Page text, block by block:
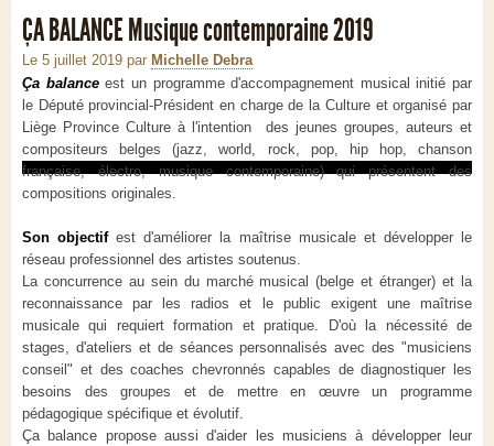
ÇA BALANCE Musique contemporaine 2019
Le 5 juillet 2019 par Michelle Debra
Ça balanceest un programme d'accompagnement musical initié par
le Député provincial-Président en charge de la Culture et organisé par
Liège Province Culture à l'intention des jeunes groupes, auteurs et
compositeurs belges (jazz, world, rock, pop, hip hop, chanson
française, électro, musique contemporaine) qui présentent des
compositions originales.
Son objectifest d'améliorer la maîtrise musicale et développer le
réseau professionnel des artistes soutenus.
La concurrence au sein du marché musical (belge et étranger) et la
reconnaissance par les radios et le public exigent une maîtrise
musicale qui requiert formation et pratique. D'où la nécessité de
stages, d'ateliers et de séances personnalisés avec des "musiciens
conseil" et des coaches chevronnés capables de diagnostiquer les
besoins des groupes et de mettre en œuvre un programme
pédagogique spécifique et évolutif.
Ça balance propose aussi d'aider les musiciens à développer leur